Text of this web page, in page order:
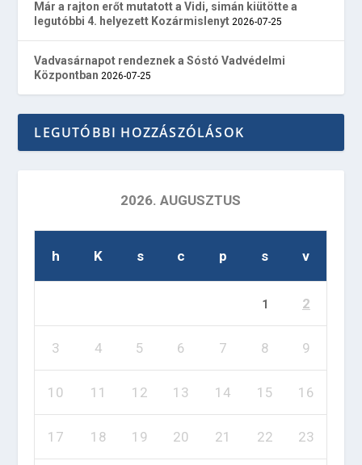
Már a rajton erőt mutatott a Vidi, simán kiütötte a
legutóbbi 4. helyezett Kozármislenyt 2026-07-25
Vadvasárnapot rendeznek a Sóstó Vadvédelmi
Központban 2026-07-25
LEGUTÓBBI HOZZÁSZÓLÁSOK
2026. AUGUSZTUS
h K s c p s v
1 2
3 4 5 6 7 8 9
10 11 12 13 14 15 16
17 18 19 20 21 22 23